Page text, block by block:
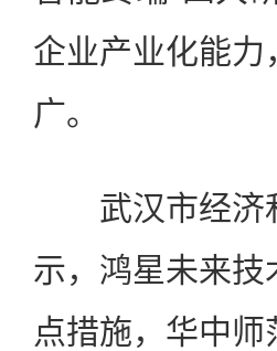
企业产业化能
广。
武汉市经济和
示，鸿星未来
点措施，华中